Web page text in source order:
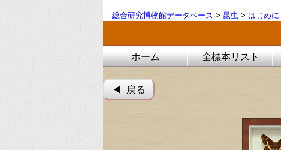
総合研究博物館データベース > 昆虫 > はじめに
ホーム 全標本リスト
◀︎ 戻る